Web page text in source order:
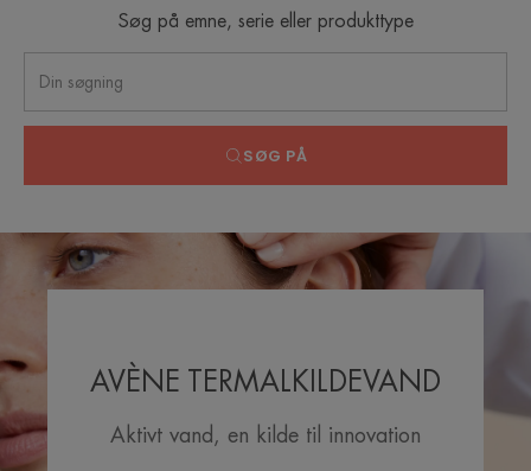
Søg på emne, serie eller produkttype
SØG PÅ
AVÈNE TERMALKILDEVAND
Aktivt vand, en kilde til innovation